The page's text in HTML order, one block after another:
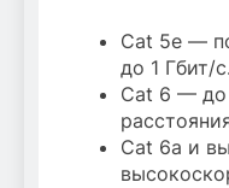
Cat 5e —
до 1 Гбит/с.
Cat 6 — до
Cat 6a и